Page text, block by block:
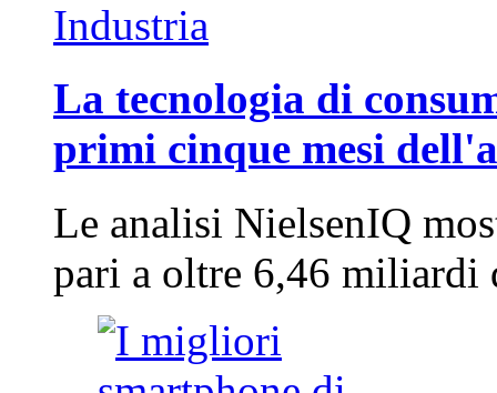
Industria
La tecnologia di
primi cinque mesi
Le analisi NielsenIQ
pari a oltre 6,46